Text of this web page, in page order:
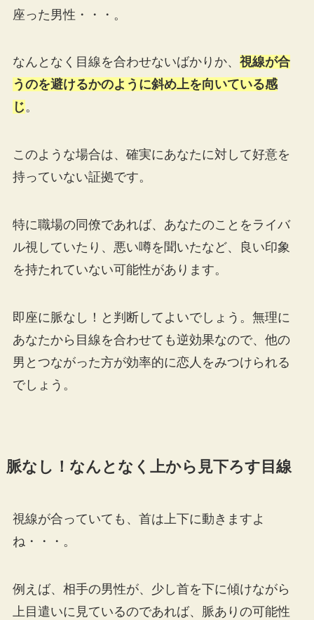
座った男性・・・。
なんとなく目線を合わせないばかりか、 視線が合
うのを避けるかのように斜め上を向いている感
じ。
このような場合は、確実にあなたに対して好意を
持っていない証拠です。
特に職場の同僚であれば、あなたのことをライバ
ル視していたり、悪い噂を聞いたなど、良い印象
を持たれていない可能性があります。
即座に脈なし！と判断してよいでしょう。無理に
あなたから目線を合わせても逆効果なので、他の
男とつながった方が効率的に恋人をみつけられる
でしょう。
脈なし！なんとなく上から見下ろす目線
視線が合っていても、首は上下に動きますよ
ね・・・。
例えば、相手の男性が、少し首を下に傾けながら
上目遣いに見ているのであれば、脈ありの可能性